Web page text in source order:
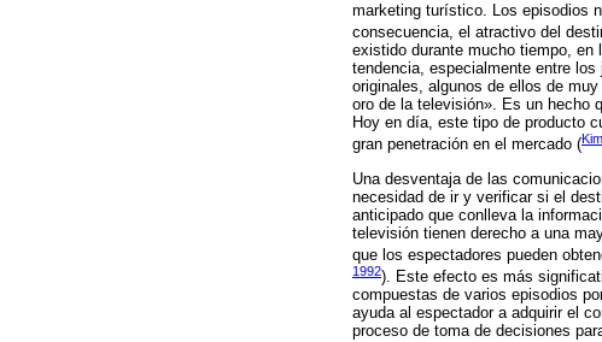
marketing turístico. Los episodios
consecuencia, el atractivo del
existido durante mucho tiempo,
tendencia, especialmente entre
originales, algunos de ellos de
oro de la televisión». Es un hecho
Hoy en día, este tipo de producto
gran penetración en el mercado (
Una desventaja de las
necesidad de ir y verificar si el
anticipado que conlleva la
televisión tienen derecho a una
que los espectadores pueden
1992). Este efecto es más
compuestas de varios episodios
ayuda al espectador a adquirir el
proceso de toma de decisiones